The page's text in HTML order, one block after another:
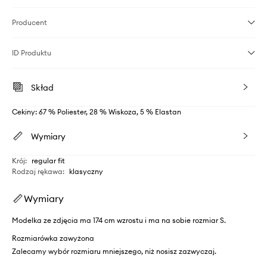
Producent
ID Produktu
Skład
Cekiny: 67 % Poliester, 28 % Wiskoza, 5 % Elastan
Wymiary
Krój: regular fit
Rodzaj rękawa: klasyczny
Wymiary
Modelka ze zdjęcia ma 174 cm wzrostu i ma na sobie rozmiar S.
Rozmiarówka zawyżona
Zalecamy wybór rozmiaru mniejszego, niż nosisz zazwyczaj.